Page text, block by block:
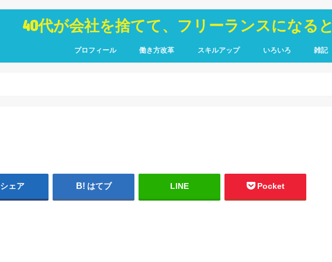
40代が会社を捨てて、フリーランスになる
プロフィール 働き方改革 スキルアップ いろいろ 雑記
シェア はてブ LINE Pocket